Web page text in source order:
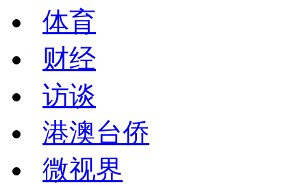
体育
财经
访谈
港澳台侨
微视界